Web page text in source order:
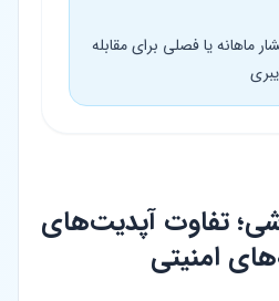
ماهانه یا فصلی برای مقابله
تفاوت آپدیت‌های
امنیتی